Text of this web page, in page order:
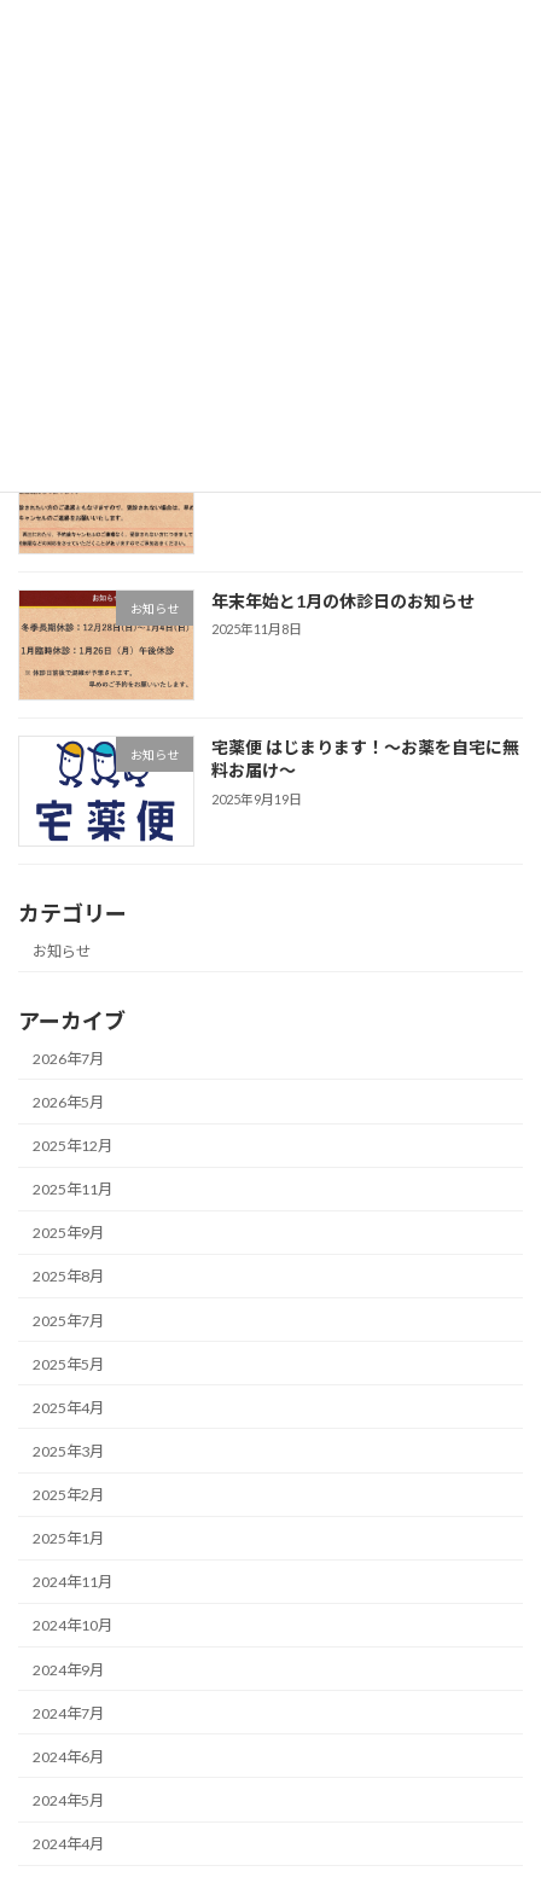
お知らせ 年末年始と1月の休診日のお知らせ
2025年11月8日
お知らせ
宅薬便 はじまります！〜お薬を自宅に無
料お届け〜
2025年9月19日
カテゴリー
お知らせ
アーカイブ
2026年7月
2026年5月
2025年12月
2025年11月
2025年9月
2025年8月
2025年7月
2025年5月
2025年4月
2025年3月
2025年2月
2025年1月
2024年11月
2024年10月
2024年9月
2024年7月
2024年6月
2024年5月
2024年4月